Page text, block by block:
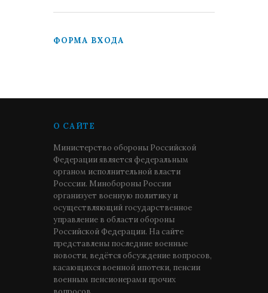
ФОРМА ВХОДА
О САЙТЕ
Министерство обороны Российской
Федерации является федеральным
органом исполнительной власти
Росссии. Минобороны России
организует военную политику и
осуществляющий государственное
управление в области обороны
Российской Федерации. На сайте
представлены последние военные
новости, ведётся обсуждение вопросов,
касающихся военной ипотеки, пенсии
военным пенсионерами прочих